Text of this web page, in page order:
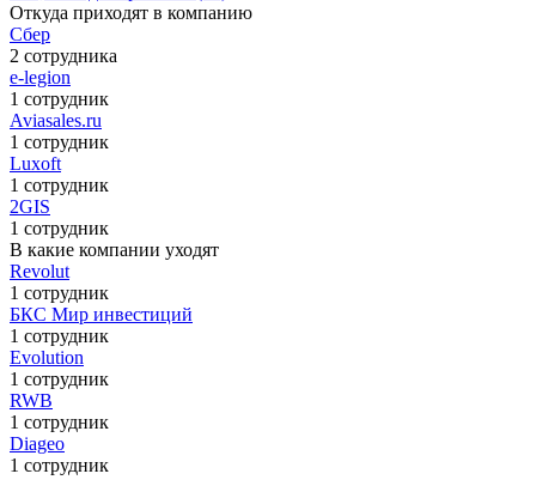
Откуда приходят в компанию
Сбер
2 сотрудника
e-legion
1 сотрудник
Aviasales.ru
1 сотрудник
Luxoft
1 сотрудник
2GIS
1 сотрудник
В какие компании уходят
Revolut
1 сотрудник
БКС Мир инвестиций
1 сотрудник
Evolution
1 сотрудник
RWB
1 сотрудник
Diageo
1 сотрудник